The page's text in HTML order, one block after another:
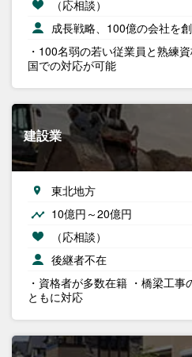
（応相談）
成長戦略、100億の会社を
・100名弱の若い従業員と熟練
国での対応が可能
建設業
東北地方
10億円～20億円
（応相談）
後継者不在
・資格者が多数在籍 ・橋梁工
ともに対応